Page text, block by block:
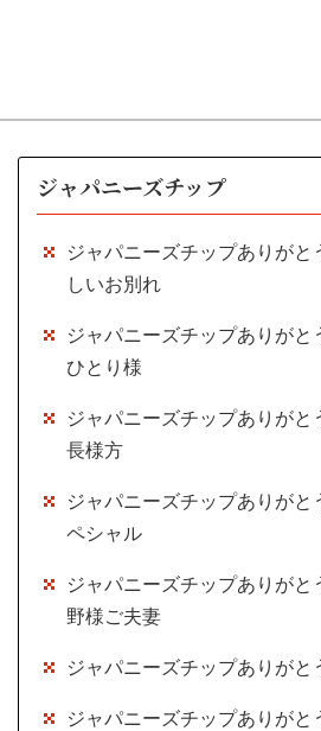
ジャパニーズチップ
ジャパニーズチップありが
しいお別れ
ジャパニーズチップありが
ひとり様
ジャパニーズチップありが
長様方
ジャパニーズチップありがと
ペシャル
ジャパニーズチップありが
野様ご夫妻
ジャパニーズチップありがと
ジャパニーズチップありがと